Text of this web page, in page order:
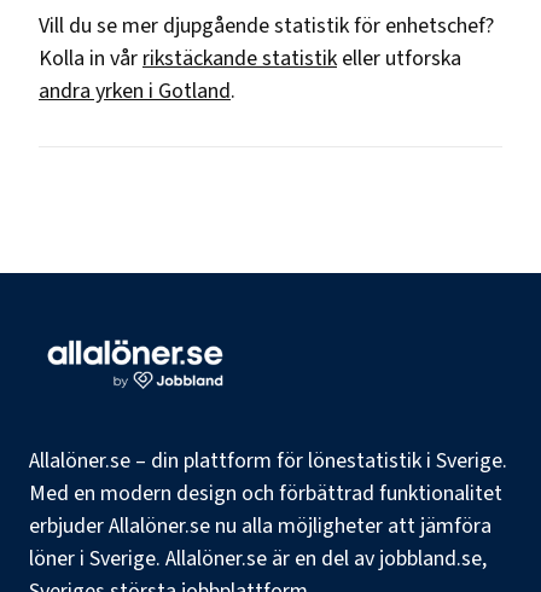
Vill du se mer djupgående statistik för enhetschef?
Kolla in vår rikstäckande statistik eller utforska
andra yrken i Gotland.
Allalöner.se – din plattform för lönestatistik i Sverige.
Med en modern design och förbättrad funktionalitet
erbjuder Allalöner.se nu alla möjligheter att jämföra
löner i Sverige. Allalöner.se är en del av jobbland.se,